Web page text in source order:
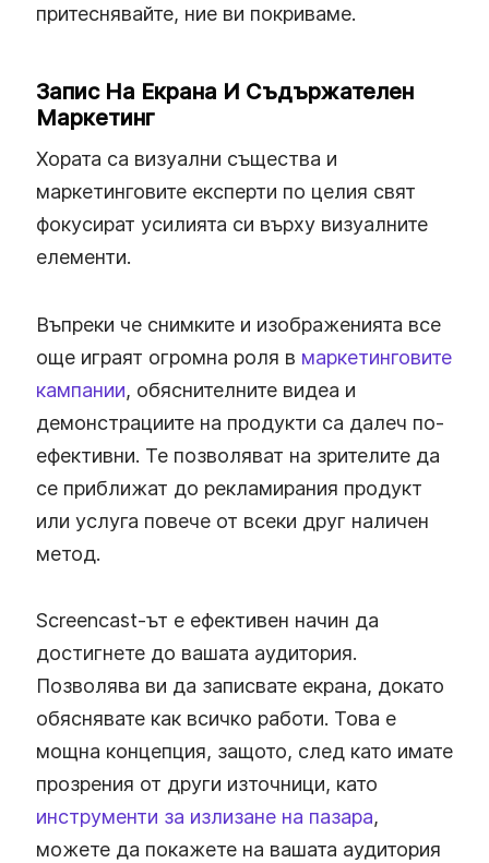
притеснявайте, ние ви покриваме.
Запис На Екрана И Съдържателен
Маркетинг
Хората са визуални същества и
маркетинговите експерти по целия свят
фокусират усилията си върху визуалните
елементи.
Въпреки че снимките и изображенията все
още играят огромна роля в маркетинговите
кампании, обяснителните видеа и
демонстрациите на продукти са далеч по-
ефективни. Те позволяват на зрителите да
се приближат до рекламирания продукт
или услуга повече от всеки друг наличен
метод.
Screencast-ът е ефективен начин да
достигнете до вашата аудитория.
Позволява ви да записвате екрана, докато
обяснявате как всичко работи. Това е
мощна концепция, защото, след като имате
прозрения от други източници, като
инструменти за излизане на пазара,
можете да покажете на вашата аудитория